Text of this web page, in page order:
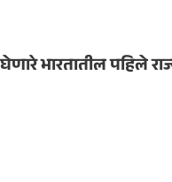
भारतातील पहिले